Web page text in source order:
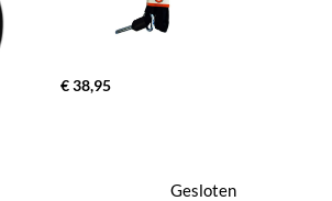
€ 38,95
Gesloten